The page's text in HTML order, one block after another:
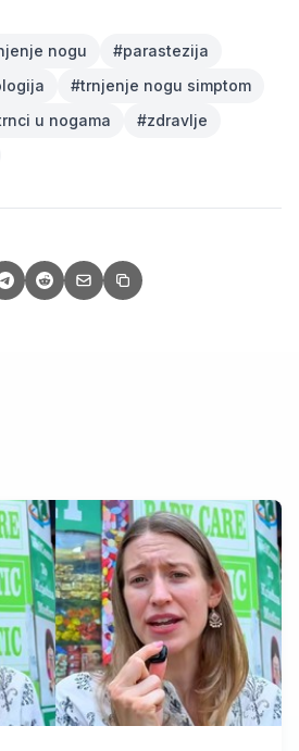
nogu #parastezija
#trnjenje nogu simptom
u nogama #zdravlje